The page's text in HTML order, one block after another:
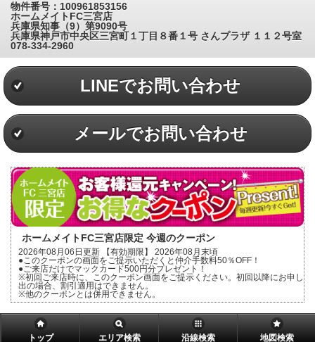
物件番号：100961853156
ホームメイトFC三宮店
兵庫県知事（9）第9090号
兵庫県神戸市中央区三宮町１丁目８番１号 さんプラザ １１２号室
078-334-2960
LINEでお問い合わせ
メールでお問い合わせ
ホームメイトFC三宮店限定 今週のクーポン
2026年08月06日更新 【有効期限】 2026年08月末頃
●このクーポンの画面をご提示いただくと仲介手数料50％OFF！
●ご来店だけでマックカード500円分プレゼント！
※初回ご来店時に、このクーポン画面をご提示ください。初回以降にお申し
出の場合、割引適用はできません。
※他のクーポンとは併用できません。
トップ エリア検索 沿線検索 地図検索